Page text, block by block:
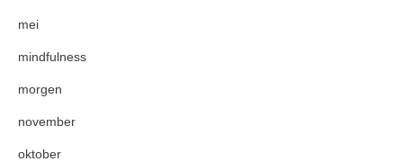
mei
mindfulness
morgen
november
oktober